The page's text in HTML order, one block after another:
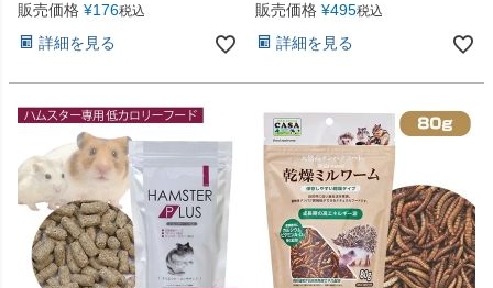
販売価格 ¥176税込
詳細を見る
販売価格 ¥495税込
詳細を見る